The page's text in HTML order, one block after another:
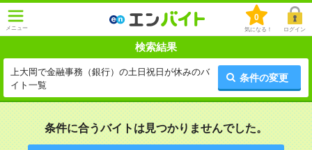
メニュー
0
気になる！ ログイン
検索結果
上大岡で金融事務（銀行）の土日祝日が休みのバ
イト一覧
条件の変更
条件に合うバイトは見つかりませんでした。